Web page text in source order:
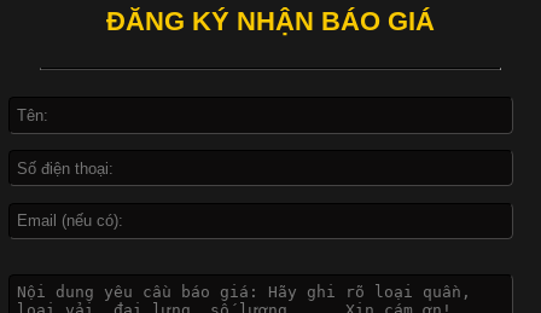
ĐĂNG KÝ NHẬN BÁO GIÁ